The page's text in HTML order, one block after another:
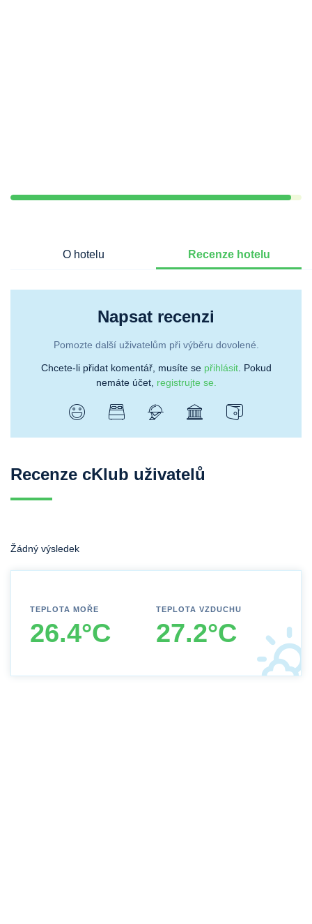
O hotelu Recenze hotelu
Napsat recenzi
Pomozte další uživatelům při výběru dovolené.
Chcete-li přidat komentář, musíte se přihlásit. Pokud
nemáte účet, registrujte se.
Recenze cKlub uživatelů
Žádný výsledek
TEPLOTA MOŘE
26.4°C
TEPLOTA VZDUCHU
27.2°C